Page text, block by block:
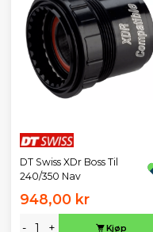
DT Swiss XDr Boss Til
240/350 Nav
948,00 kr
- + Kjøp